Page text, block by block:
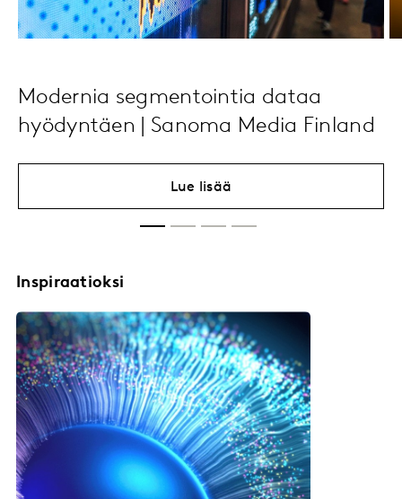
Modernia segmentointia dataa
hyödyntäen | Sanoma Media Finland
Lue lisää
Inspiraatioksi